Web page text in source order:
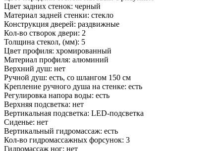
Цвет задних стенок: черный
Материал задней стенки: стекло
Конструкция дверей: раздвижные
Кол-во створок двери: 2
Толщина стекол, (мм): 5
Цвет профиля: хромированный
Материал профиля: алюминий
Верхний душ: нет
Ручной душ: есть, со шлангом 150 см
Крепление ручного душа на стенке: есть
Регулировка напора воды: есть
Верхняя подсветка: нет
Вертикальная подсветка: LED-подсветка
Сиденье: нет
Вертикальный гидромассаж: есть
Кол-во гидромассажных форсунок: 3
Гидромассаж ног: нет